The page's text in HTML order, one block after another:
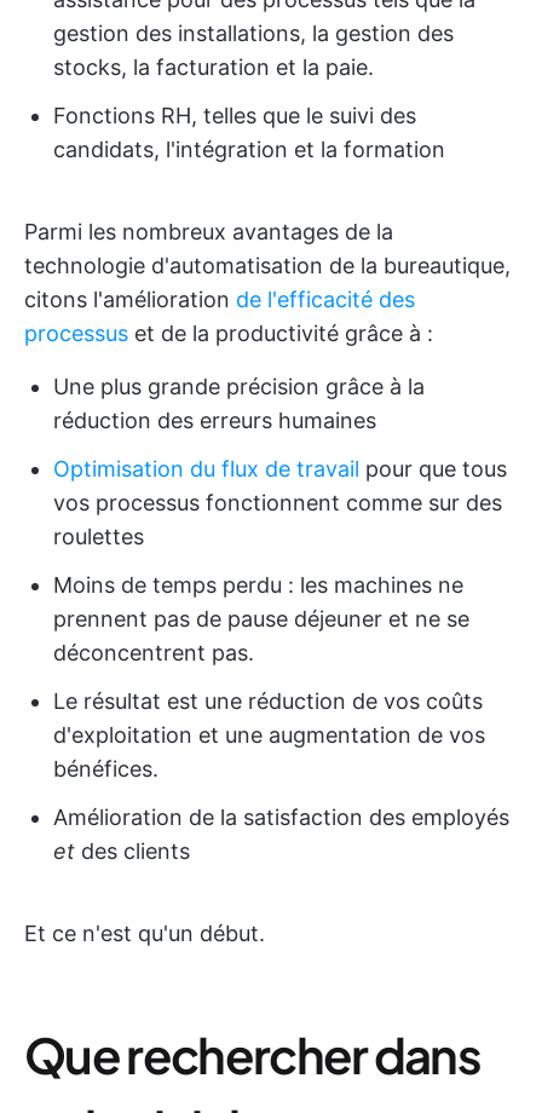
gestion des installations, la gestion des
stocks, la facturation et la paie.
Fonctions RH, telles que le suivi des
candidats, l'intégration et la formation
Parmi les nombreux avantages de la
technologie d'automatisation de la bureautique,
citons l'amélioration de l'efficacité des
processus et de la productivité grâce à :
Une plus grande précision grâce à la
réduction des erreurs humaines
Optimisation du flux de travail pour que tous
vos processus fonctionnent comme sur des
roulettes
Moins de temps perdu : les machines ne
prennent pas de pause déjeuner et ne se
déconcentrent pas.
Le résultat est une réduction de vos coûts
d'exploitation et une augmentation de vos
bénéfices.
Amélioration de la satisfaction des employés
et des clients
Et ce n'est qu'un début.
Que rechercher dans